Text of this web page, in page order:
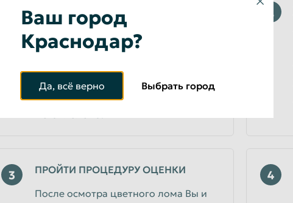
ЭКОРЕКС
Во время звонка сообщите
менеджеру, что именно Вы
расценки и подскажет, что можно
сдать в качестве цветного
2
3
ПРОЙТИ ПРОЦЕДУРУ ОЦЕНКИ
После осмотра цветного лома Вы и
4
Ваш город
Краснодар?
Да, всё верно Выбрать город